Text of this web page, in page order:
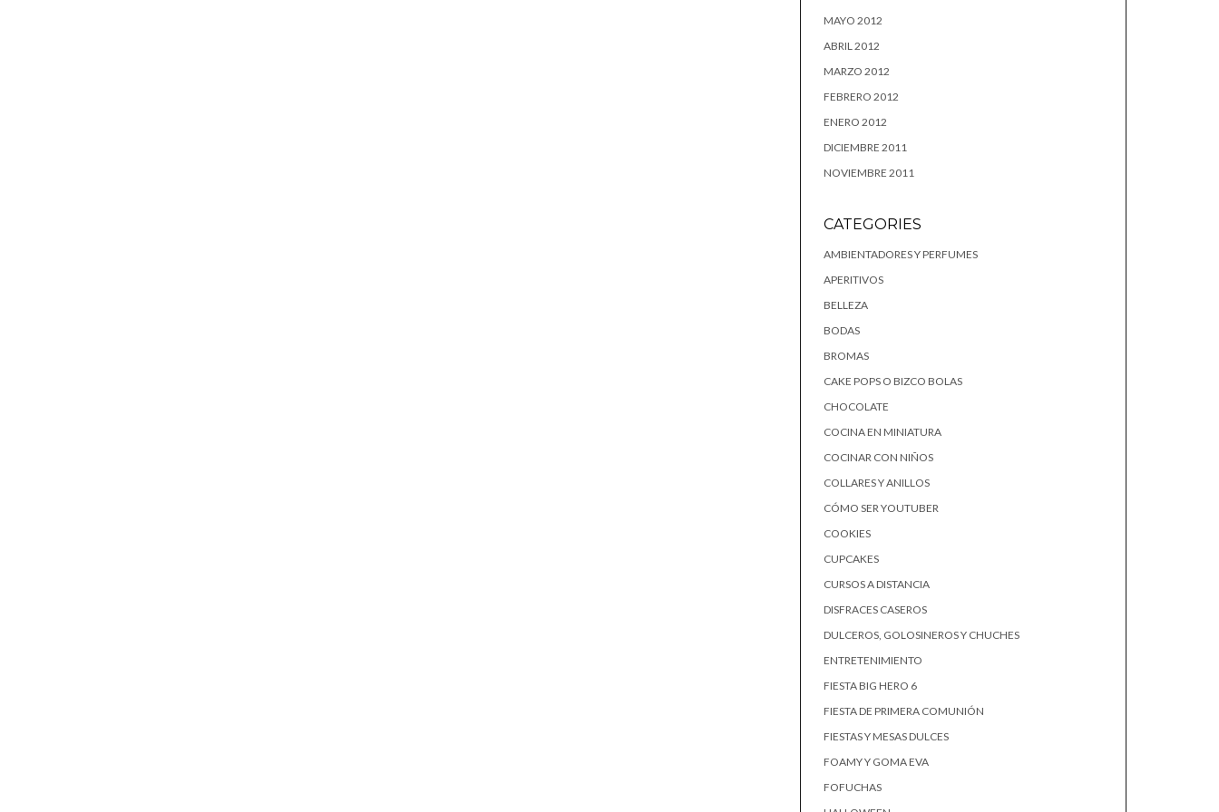
MAYO 2012
ABRIL 2012
MARZO 2012
FEBRERO 2012
ENERO 2012
DICIEMBRE 2011
NOVIEMBRE 2011
CATEGORIES
AMBIENTADORES Y PERFUMES
APERITIVOS
BELLEZA
BODAS
BROMAS
CAKE POPS O BIZCO BOLAS
CHOCOLATE
COCINA EN MINIATURA
COCINAR CON NIÑOS
COLLARES Y ANILLOS
CÓMO SER YOUTUBER
COOKIES
CUPCAKES
CURSOS A DISTANCIA
DISFRACES CASEROS
DULCEROS, GOLOSINEROS Y CHUCHES
ENTRETENIMIENTO
FIESTA BIG HERO 6
FIESTA DE PRIMERA COMUNIÓN
FIESTAS Y MESAS DULCES
FOAMY Y GOMA EVA
FOFUCHAS